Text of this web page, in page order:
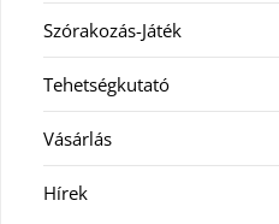
Szórakozás-Játék
Tehetségkutató
Vásárlás
Hírek